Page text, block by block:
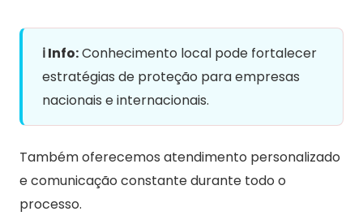
ℹ️ Info:Conhecimento local pode fortalecer
estratégias de proteção para empresas
nacionais e internacionais.
Também oferecemos atendimento personalizado
e comunicação constante durante todo o
processo.